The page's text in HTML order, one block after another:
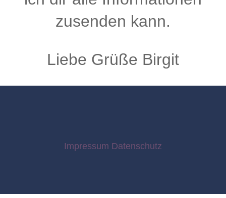
zusenden kann.
Liebe Grüße Birgit
Impressum Datenschutz